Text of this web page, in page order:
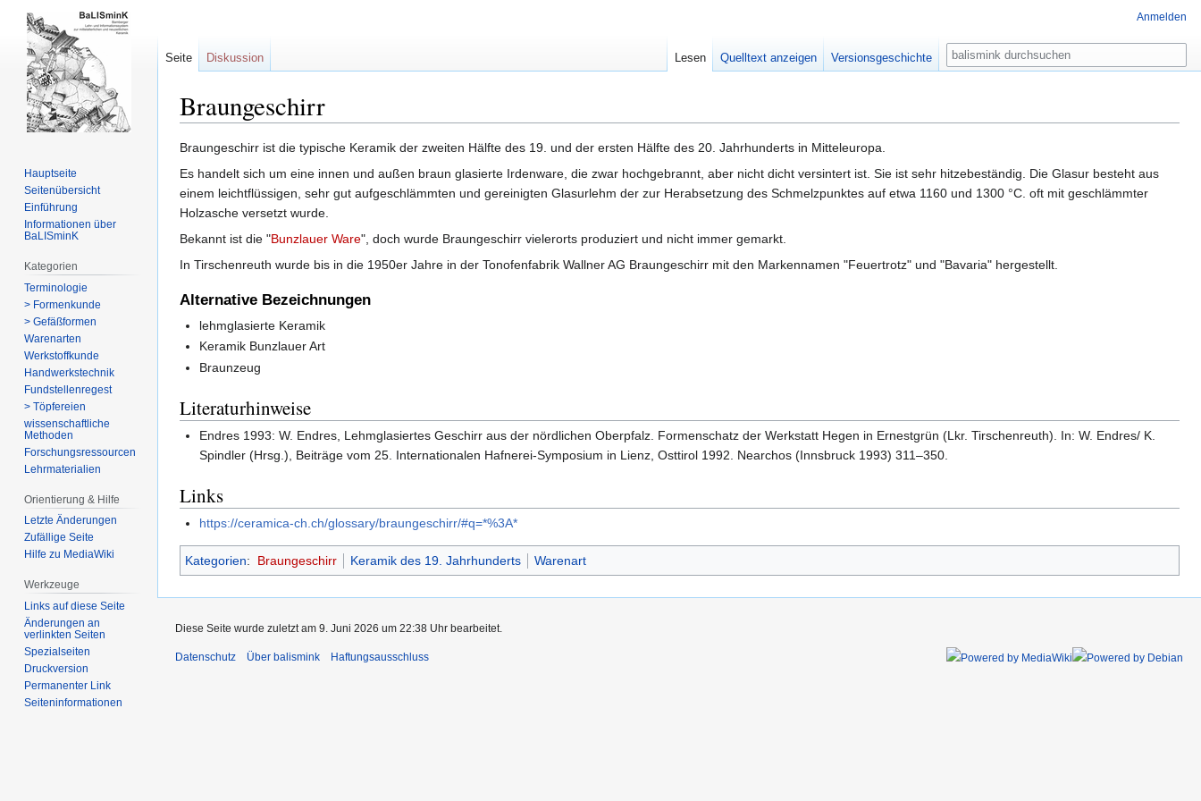
Braungeschirr
Zur
Navigation
springen
Zur
Suche
springen
Braungeschirr ist die typische Keramik der zweiten Hälfte des 19. und der ersten Hälfte des 20. Jahrhunderts in Mitteleuropa.
Es handelt sich um eine innen und außen braun glasierte Irdenware, die zwar hochgebrannt, aber nicht dicht versintert ist. Sie ist sehr hitzebeständig. Die Glasur besteht aus
einem leichtflüssigen, sehr gut aufgeschlämmten und gereinigten Glasurlehm der zur Herabsetzung des Schmelzpunktes auf etwa 1160 und 1300 °C. oft mit geschlämmter
Holzasche versetzt wurde.
Bekannt ist die "Bunzlauer Ware", doch wurde Braungeschirr vielerorts produziert und nicht immer gemarkt.
In Tirschenreuth wurde bis in die 1950er Jahre in der Tonofenfabrik Wallner AG Braungeschirr mit den Markennamen "Feuertrotz" und "Bavaria" hergestellt.
Alternative Bezeichnungen
lehmglasierte Keramik
Keramik Bunzlauer Art
Braunzeug
Literaturhinweise
Endres 1993: W. Endres, Lehmglasiertes Geschirr aus der nördlichen Oberpfalz. Formenschatz der Werkstatt Hegen in Ernestgrün (Lkr. Tirschenreuth). In: W. Endres/ K.
Spindler (Hrsg.), Beiträge vom 25. Internationalen Hafnerei-Symposium in Lienz, Osttirol 1992. Nearchos (Innsbruck 1993) 311–350.
Links
https://ceramica-ch.ch/glossary/braungeschirr/#q=*%3A*
Kategorien: Braungeschirr Keramik des 19. Jahrhunderts Warenart
Anmelden
Seite Diskussion Lesen Quelltext anzeigen Versionsgeschichte
Suche
Hauptseite
Seitenübersicht
Einführung
Informationen über
BaLISminK
Kategorien
Terminologie
> Formenkunde
> Gefäßformen
Warenarten
Werkstoffkunde
Handwerkstechnik
Fundstellenregest
> Töpfereien
wissenschaftliche
Methoden
Forschungsressourcen
Lehrmaterialien
Orientierung & Hilfe
Letzte Änderungen
Zufällige Seite
Hilfe zu MediaWiki
Werkzeuge
Links auf diese Seite
Änderungen an
verlinkten Seiten
Spezialseiten
Druckversion
Permanenter Link
Seiten­­informationen
Diese Seite wurde zuletzt am 9. Juni 2026 um 22:38 Uhr bearbeitet.
Datenschutz Über balismink Haftungsausschluss